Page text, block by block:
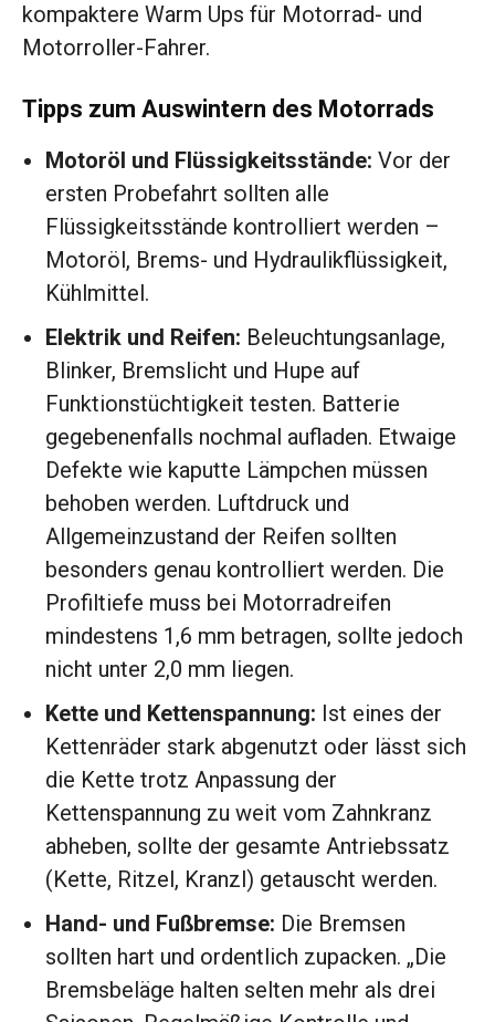
kompaktere Warm Ups für Motorrad- und
Motorroller-Fahrer.
Tipps zum Auswintern des Motorrads
Motoröl und Flüssigkeitsstände: Vor der
ersten Probefahrt sollten alle
Flüssigkeitsstände kontrolliert werden –
Motoröl, Brems- und Hydraulikflüssigkeit,
Kühlmittel.
Elektrik und Reifen: Beleuchtungsanlage,
Blinker, Bremslicht und Hupe auf
Funktionstüchtigkeit testen. Batterie
gegebenenfalls nochmal aufladen. Etwaige
Defekte wie kaputte Lämpchen müssen
behoben werden. Luftdruck und
Allgemeinzustand der Reifen sollten
besonders genau kontrolliert werden. Die
Profiltiefe muss bei Motorradreifen
mindestens 1,6 mm betragen, sollte jedoch
nicht unter 2,0 mm liegen.
Kette und Kettenspannung: Ist eines der
Kettenräder stark abgenutzt oder lässt sich
die Kette trotz Anpassung der
Kettenspannung zu weit vom Zahnkranz
abheben, sollte der gesamte Antriebssatz
(Kette, Ritzel, Kranzl) getauscht werden.
Hand- und Fußbremse: Die Bremsen
sollten hart und ordentlich zupacken. „Die
Bremsbeläge halten selten mehr als drei